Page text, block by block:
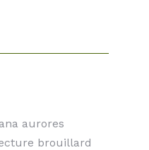
aurores
brouillard